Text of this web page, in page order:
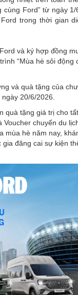
Ford” từ ngày 1/
trong thời gian
và ký hợp đồng
“Mùa hè sôi động
và quà tặng của
20/6/2026.
quà tặng giá trị cho
chuyến du
mùa hè năm nay,
đăng cai sự kiện